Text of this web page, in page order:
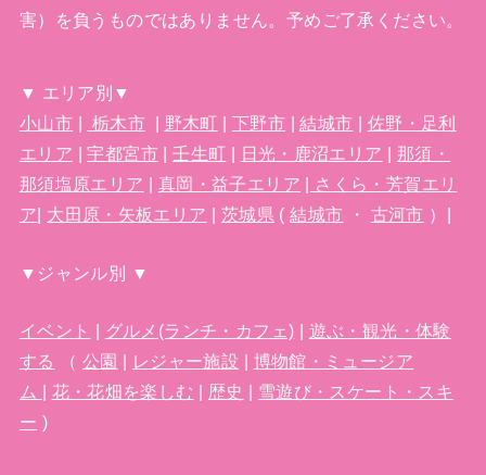
害）を負うものではありません。予めご了承ください。
▼ エリア別▼
小山市
栃木市| 野木町 下野市 |結城市
佐野・足利
エリア |宇都宮市|壬生町 日光・鹿沼エリア
那須・
那須塩原エリア
真岡・益子エリア
さくら・芳賀エリ
ア
大田原・矢板エリア 茨城県 (結城市 ・ 古河市 ）|
▼ジャンル別 ▼
イベント グルメ(ランチ・カフェ)
遊ぶ・観光・体験
する
（ 公園 レジャー施設
博物館・ミュージア
ム
花・花畑を楽しむ 歴史
雪遊び・スケート・スキ
ー )